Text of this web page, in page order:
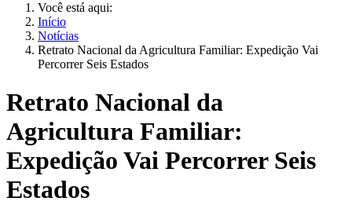
Você está aqui:
Início
Notícias
Retrato Nacional da Agricultura Familiar: Expedição Vai
Percorrer Seis Estados
Retrato Nacional da
Agricultura Familiar:
Expedição Vai Percorrer Seis
Estados